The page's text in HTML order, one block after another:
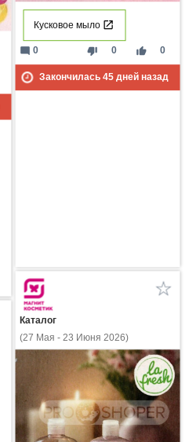
Кусковое мыло
thumb_down 0 thumb_up 0
mode_comment 0
Закончилась 45дней назад
Каталог
(27 Мая - 23 Июня 2026)